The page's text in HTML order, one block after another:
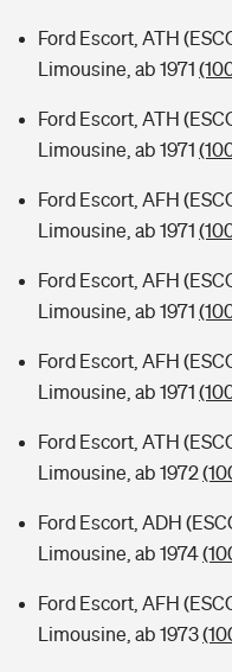
Ford Escort, ATH
Limousine, ab 1971
Ford Escort, ATH
Limousine, ab 1971
Ford Escort, AFH
Limousine, ab 1971
Ford Escort, AFH
Limousine, ab 1971
Ford Escort, AFH
Limousine, ab 1971
Ford Escort, ATH
Limousine, ab 1972
Ford Escort, ADH
Limousine, ab 1974
Ford Escort, AFH
Limousine, ab 1973